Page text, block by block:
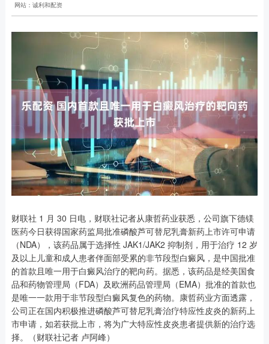
网站：诚利和配资
财联社 1 月 30 日电，财联社记者从康哲药业获悉，公司旗下德镁
医药今日获得国家药监局批准磷酸芦可替尼乳膏新药上市许可申请
（NDA），该药品属于选择性 JAK1/JAK2 抑制剂，用于治疗 12 岁
及以上儿童和成人患者伴面部受累的非节段型白癜风，是中国批准
的首款且唯一用于白癜风治疗的靶向药。据悉，该药品是经美国食
品和药物管理局（FDA）及欧洲药品管理局（EMA）批准的首款也
是唯一一款用于非节段型白癜风复色的药物。康哲药业方面透露，
公司正在国内积极推进磷酸芦可替尼乳膏治疗特应性皮炎的新药上
市申请，如若获批上市，将为广大特应性皮炎患者提供新的治疗选
择。（财联社记者 卢阿峰）